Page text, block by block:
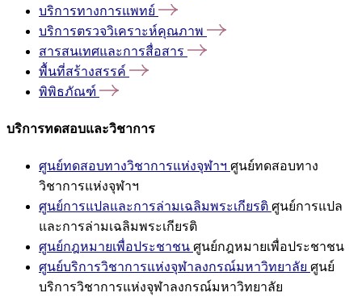
บริการทางการแพทย์
บริการตรวจวิเคราะห์คุณภาพ
สารสนเทศและการสื่อสาร
พื้นที่สร้างสรรค์
พิพิธภัณฑ์
บริการทดสอบและวิชาการ
ศูนย์ทดสอบทางวิชาการแห่งจุฬาฯ ศูนย์ทดสอบทาง
วิชาการแห่งจุฬาฯ
ศูนย์การแปลและการล่ามเฉลิมพระเกียรติ ศูนย์การแปล
และการล่ามเฉลิมพระเกียรติ
ศูนย์กฎหมายเพื่อประชาชน ศูนย์กฎหมายเพื่อประชาชน
ศูนย์บริการวิชาการแห่งจุฬาลงกรณ์มหาวิทยาลัย ศูนย์
บริการวิชาการแห่งจุฬาลงกรณ์มหาวิทยาลัย